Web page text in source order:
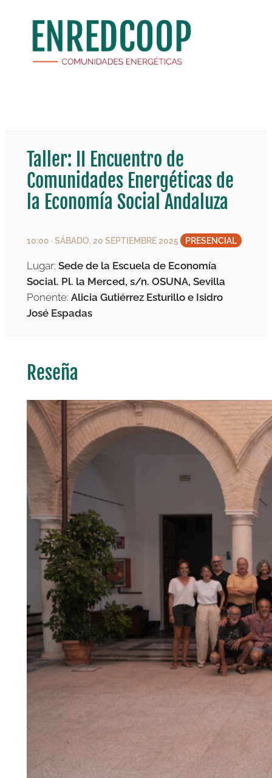
contenido
Taller: II Encuentro de
Comunidades Energéticas de
la Economía Social Andaluza
10:00 · SÁBADO, 20 SEPTIEMBRE 2025 PRESENCIAL
Lugar: Sede de la Escuela de Economía
Social. Pl. la Merced, s/n. OSUNA, Sevilla
Ponente: Alicia Gutiérrez Esturillo e Isidro
José Espadas
Reseña